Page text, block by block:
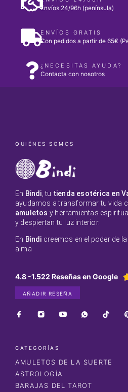
Envíos 24/96h (península)
ENVÍOS GRATIS
Con pedidos a partir de 65€
¿NECESITAS AYUDA?
Contacta con nosotros
QUIÉNES SOMOS
En Bindi , tu tienda esotérica en
ayudamos a transformar tu vida
amuletos y herramientas
y despiertan tu luz interior.
En Bindi creemos en el poder de
alma
4.8 -1.522 Reseñas en Google
AÑADIR RESEÑA
CATEGORÍAS
AMULETOS DE LA SUERTE
ASTROLOGÍA
BARAJAS DEL TAROT